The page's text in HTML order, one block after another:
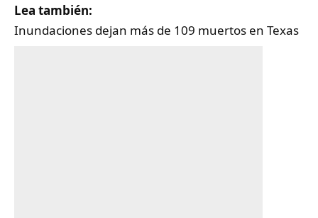
Lea también:
Inundaciones dejan más de 109 muertos en Texas